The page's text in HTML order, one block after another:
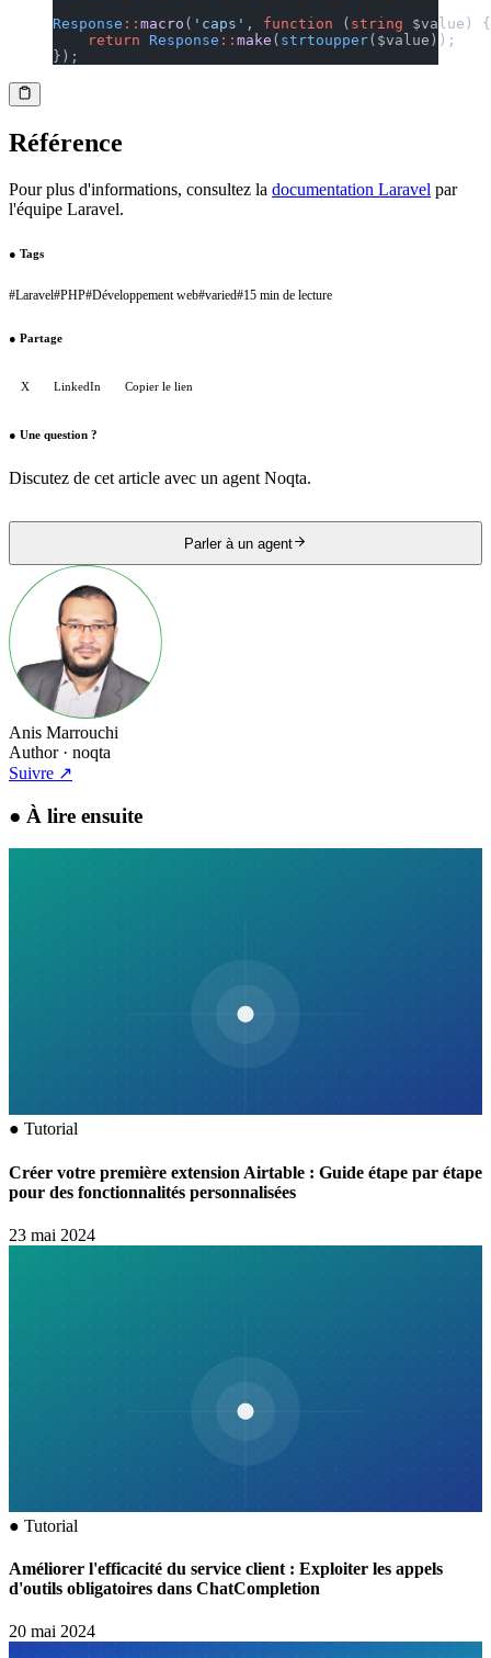
Response :: macro ( 'caps' , function ( string $value) {
    return
Response :: make ( strtoupper($value));
});
Référence
Pour plus d'informations, consultez la documentation Laravel par
l'équipe Laravel.
● Tags
#Laravel#PHP#Développement web#varied#15 min de lecture
● Partage
X LinkedIn Copier le lien
● Une question ?
Discutez de cet article avec un agent Noqta.
Parler à un agent
Anis Marrouchi
Author· noqta
Suivre ↗
● À lire ensuite
● Tutorial
Créer votre première extension Airtable : Guide étape par étape
pour des fonctionnalités personnalisées
23 mai 2024
● Tutorial
Améliorer l'efficacité du service client : Exploiter les appels
d'outils obligatoires dans ChatCompletion
20 mai 2024